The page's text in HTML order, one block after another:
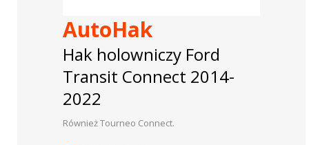
AutoHak
Hak holowniczy Ford
Transit Connect 2014-
2022
Również Tourneo Connect.